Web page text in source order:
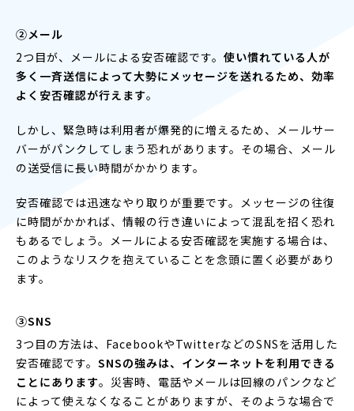
②メール
2つ目が、メールによる安否確認です。 使い慣れている人が
多く一斉送信によって大勢にメッセージを送れるため、効率
よく安否確認が行えます。
しかし、緊急時は利用者が爆発的に増えるため、メールサー
バーがパンクしてしまう恐れがあります。その場合、メール
の送受信に長い時間がかかります。
安否確認では迅速なやり取りが重要です。メッセージの往復
に時間がかかれば、情報の行き違いによって混乱を招く恐れ
もあるでしょう。メールによる安否確認を実施する場合は、
このようなリスクを抱えていることを念頭に置く必要があり
ます。
③SNS
3つ目の方法は、FacebookやTwitterなどのSNSを活用した
安否確認です。 SNSの強みは、インターネットを利用できる
ことにあります。災害時、電話やメールは回線のパンクなど
によって使えなくなることがありますが、そのような場合で